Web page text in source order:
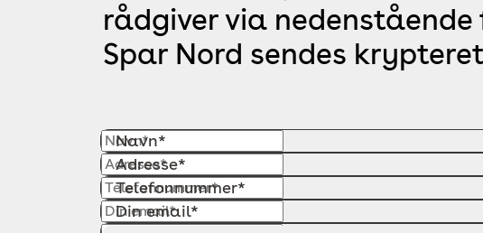
rådgiver via
Spar Nord sendes
Navn*
Adresse*
Telefonnummer*
Din email*